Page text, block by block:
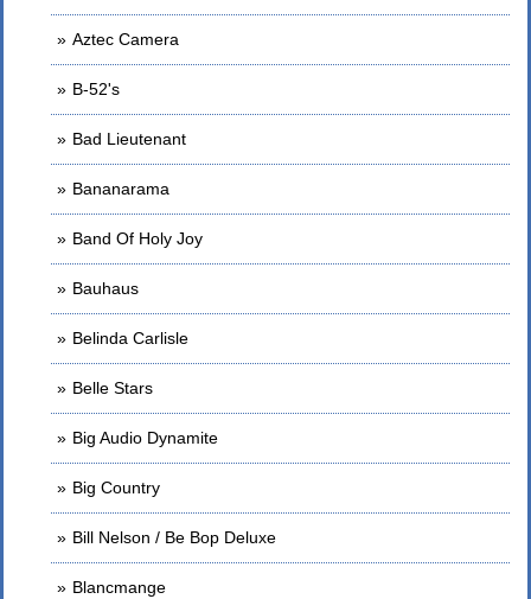
Aztec Camera
B-52's
Bad Lieutenant
Bananarama
Band Of Holy Joy
Bauhaus
Belinda Carlisle
Belle Stars
Big Audio Dynamite
Big Country
Bill Nelson / Be Bop Deluxe
Blancmange